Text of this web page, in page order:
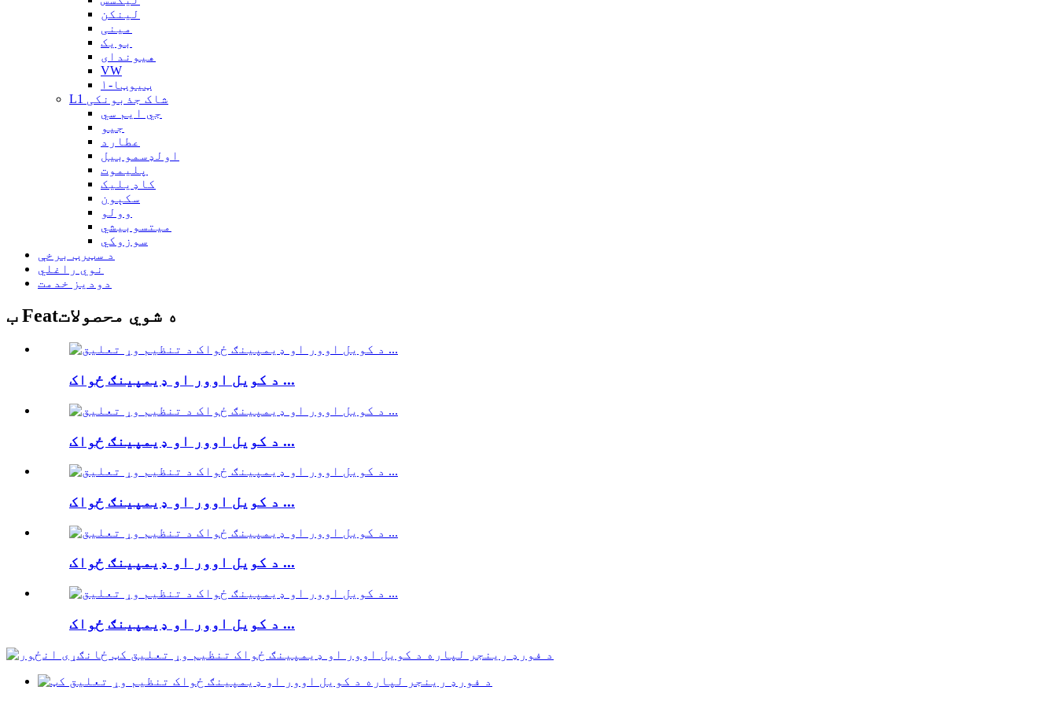
لینکن
مینی
بویک
هیوندای
VW
ټیوټا-۱
L1 شاک جذبونکی
جي ايم سي
جیو
عطارد
اولډسموبیل
پلیموت
کاډیلیک
سکېون
وولو
میتسوبیشي
سوزوکي
د سټرټ برخې
نوي راغلي
دودیز خدمت
ب Featه شوي محصولات
د کویل اوور او ډیمپینګ ځواک ...
د کویل اوور او ډیمپینګ ځواک ...
د کویل اوور او ډیمپینګ ځواک ...
د کویل اوور او ډیمپینګ ځواک ...
د کویل اوور او ډیمپینګ ځواک ...